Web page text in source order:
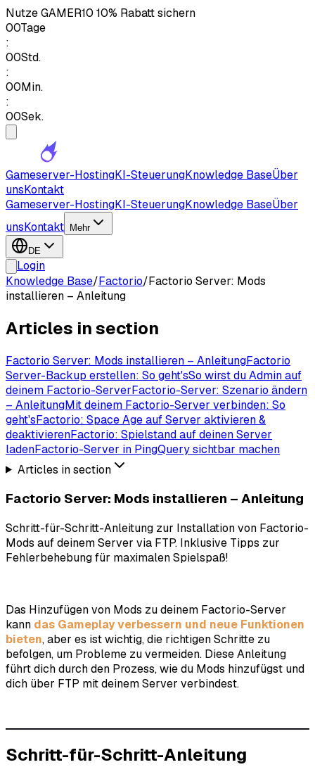
NutzeGAMER10 10% Rabatt sichern
00Tage
:
00Std.
:
00Min.
:
00Sek.
Gameserver-HostingKI-SteuerungKnowledge BaseÜber
unsKontakt
Gameserver-HostingKI-SteuerungKnowledge BaseÜber
unsKontakt Mehr
DE
Login
Knowledge Base/Factorio/Factorio Server: Mods
installieren – Anleitung
Articles in section
Factorio Server: Mods installieren – AnleitungFactorio
Server-Backup erstellen: So geht'sSo wirst du Admin auf
deinem Factorio-ServerFactorio-Server: Szenario ändern
– AnleitungMit deinem Factorio-Server verbinden: So
geht'sFactorio: Space Age auf Server aktivieren &
deaktivierenFactorio: Spielstand auf deinen Server
ladenFactorio-Server in PingQuery sichtbar machen
Articles in section
Factorio Server: Mods installieren – Anleitung
Schritt-für-Schritt-Anleitung zur Installation von Factorio-
Mods auf deinem Server via FTP. Inklusive Tipps zur
Fehlerbehebung für maximalen Spielspaß!
Das Hinzufügen von Mods zu deinem Factorio-Server
kann das Gameplay verbessern und neue Funktionen
bieten, aber es ist wichtig, die richtigen Schritte zu
befolgen, um Probleme zu vermeiden. Diese Anleitung
führt dich durch den Prozess, wie du Mods hinzufügst und
dich über FTP mit deinem Server verbindest.
Schritt-für-Schritt-Anleitung